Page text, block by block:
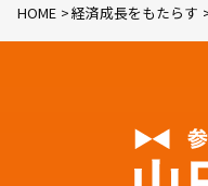
HOME 経済成長をもたらす